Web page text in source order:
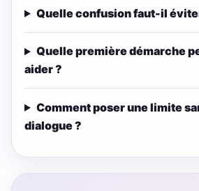
Quelle confusion faut-il
Quelle première démarche
aider ?
Comment poser une limite
dialogue ?